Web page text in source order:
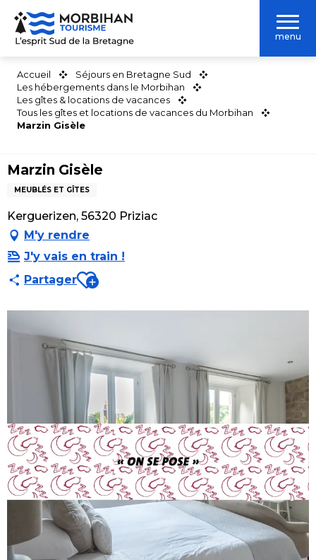
Aller
contenu
menu
Accueil
Séjours en Bretagne Sud
Les hébergements dans le Morbihan
Les gîtes & locations de vacances
Tous les gîtes et locations de vacances du Morbihan
Marzin Gisèle
Marzin Gisèle
MEUBLÉS ET GÎTES
Kerguerizen, 56320 Priziac
M'y rendre
J'y vais en train !
PartagerAjouter aux favoris